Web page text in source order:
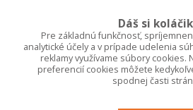
Dáš si
Pre základnú funkčnosť,
analytické účely a v prípade udelenia
reklamy využívame súbory cookies.
preferencií cookies môžete
spodnej časti